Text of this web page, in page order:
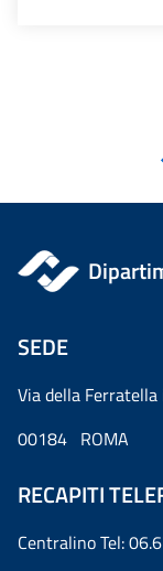
SEDE
Via della
00184 ROMA
RECAPITI
Centralino Tel: